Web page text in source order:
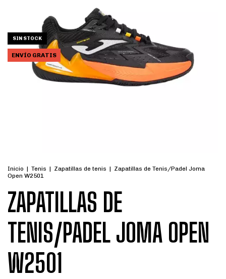
SIN STOCK
ENVÍO GRATIS
Inicio | Tenis | Zapatillas de tenis | Zapatillas de Tenis/Padel Joma
Open W2501
ZAPATILLAS DE
TENIS/PADEL JOMA OPEN
W2501